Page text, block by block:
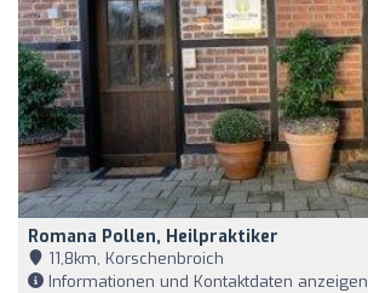
Romana Pollen, Heilpraktiker
11,8km, Korschenbroich
Informationen und Kontaktdaten anzeigen